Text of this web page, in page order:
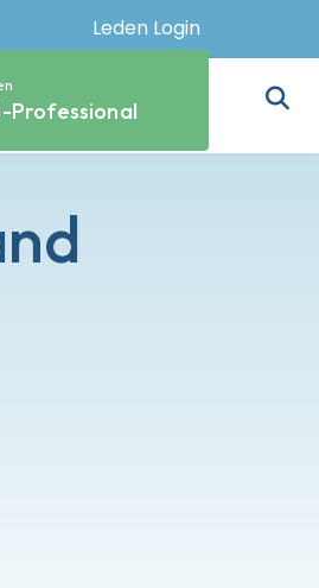
Leden Login
Professional